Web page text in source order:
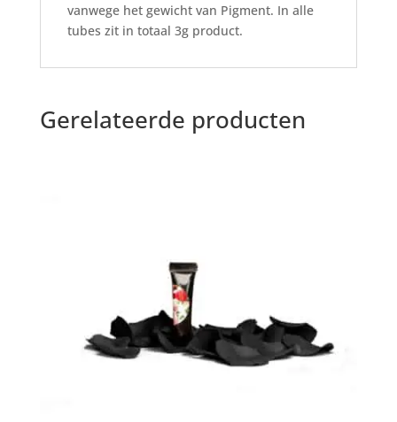
vanwege het gewicht van Pigment. In alle
tubes zit in totaal 3g product.
Gerelateerde producten